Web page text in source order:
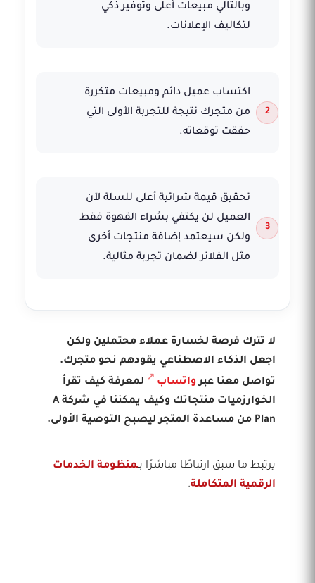
وبالتالي مبيعات أعلى وتوفير ذكي
لتكاليف الإعلانات.
اكتساب عميل دائم ومبيعات متكررة
من متجرك نتيجة للتجربة الأولى التي
حققت توقعاته.
تحقيق قيمة شرائية أعلى للسلة لأن
العميل لن يكتفي بشراء القهوة فقط
ولكن سيعتمد إضافة منتجات أخرى
مثل الفلاتر لضمان تجربة مثالية.
لا تترك فرصة لخسارة عملاء محتملين ولكن
اجعل الذكاء الاصطناعي يقودهم نحو متجرك.
تواصل معنا عبرواتساب
لمعرفة كيف تقرأ
الخوارزميات منتجاتك وكيف يمكننا في شركة A
Plan من مساعدة المتجر ليصبح التوصية الأولى.
يرتبط ما سبق ارتباطًا مباشرًا بـمنظومة الخدمات
الرقمية المتكاملة.